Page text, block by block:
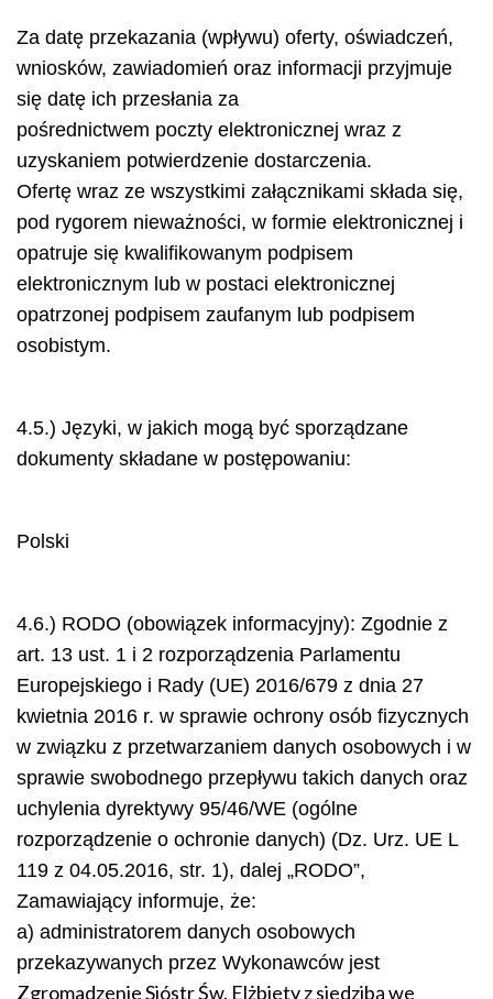
Za datę przekazania (wpływu) oferty, oświadczeń,
wniosków, zawiadomień oraz informacji przyjmuje
się datę ich przesłania za
pośrednictwem poczty elektronicznej wraz z
uzyskaniem potwierdzenie dostarczenia.
Ofertę wraz ze wszystkimi załącznikami składa się,
pod rygorem nieważności, w formie elektronicznej i
opatruje się kwalifikowanym podpisem
elektronicznym lub w postaci elektronicznej
opatrzonej podpisem zaufanym lub podpisem
osobistym.
4.5.) Języki, w jakich mogą być sporządzane
dokumenty składane w postępowaniu:
Polski
4.6.) RODO (obowiązek informacyjny): Zgodnie z
art. 13 ust. 1 i 2 rozporządzenia Parlamentu
Europejskiego i Rady (UE) 2016/679 z dnia 27
kwietnia 2016 r. w sprawie ochrony osób fizycznych
w związku z przetwarzaniem danych osobowych i w
sprawie swobodnego przepływu takich danych oraz
uchylenia dyrektywy 95/46/WE (ogólne
rozporządzenie o ochronie danych) (Dz. Urz. UE L
119 z 04.05.2016, str. 1), dalej „RODO”,
Zamawiający informuje, że:
a) administratorem danych osobowych
przekazywanych przez Wykonawców jest
Zgromadzenie Sióstr Św. Elżbiety z siedzibą we